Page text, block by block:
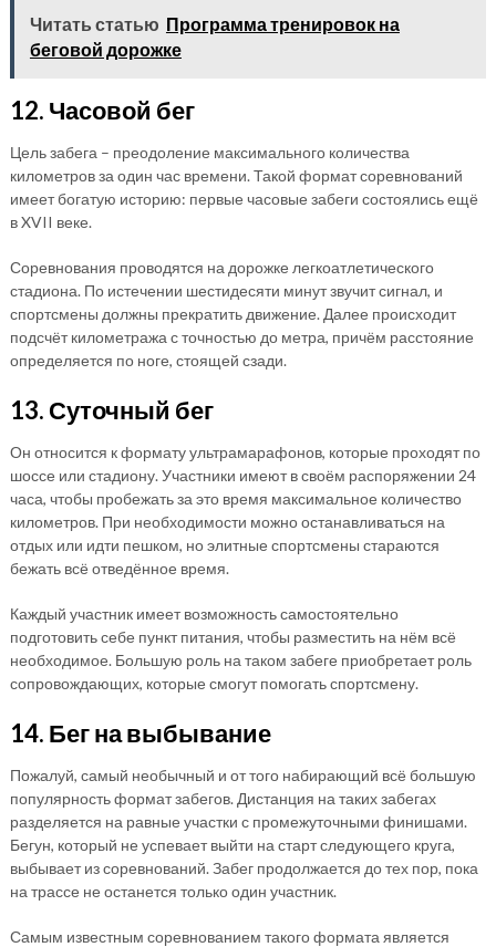
Читать статью Программа тренировок на
беговой дорожке
12. Часовой бег
Цель забега – преодоление максимального количества
километров за один час времени. Такой формат соревнований
имеет богатую историю: первые часовые забеги состоялись ещё
в XVII веке.
Соревнования проводятся на дорожке легкоатлетического
стадиона. По истечении шестидесяти минут звучит сигнал, и
спортсмены должны прекратить движение. Далее происходит
подсчёт километража с точностью до метра, причём расстояние
определяется по ноге, стоящей сзади.
13. Суточный бег
Он относится к формату ультрамарафонов, которые проходят по
шоссе или стадиону. Участники имеют в своём распоряжении 24
часа, чтобы пробежать за это время максимальное количество
километров. При необходимости можно останавливаться на
отдых или идти пешком, но элитные спортсмены стараются
бежать всё отведённое время.
Каждый участник имеет возможность самостоятельно
подготовить себе пункт питания, чтобы разместить на нём всё
необходимое. Большую роль на таком забеге приобретает роль
сопровождающих, которые смогут помогать спортсмену.
14. Бег на выбывание
Пожалуй, самый необычный и от того набирающий всё большую
популярность формат забегов. Дистанция на таких забегах
разделяется на равные участки с промежуточными финишами.
Бегун, который не успевает выйти на старт следующего круга,
выбывает из соревнований. Забег продолжается до тех пор, пока
на трассе не останется только один участник.
Самым известным соревнованием такого формата является